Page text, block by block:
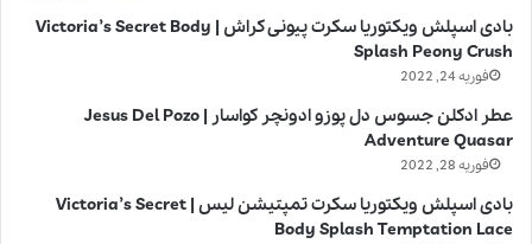
بادی اسپلش ویکتوریا سکرت پیونی کراش | Victoria’s Secret Body
Splash Peony Crush
فوریه 24, 2022
عطر ادکلن جسوس دل پوزو ادونچر کواسار | Jesus Del Pozo
Adventure Quasar
فوریه 28, 2022
بادی اسپلش ویکتوریا سکرت تمپتیشن لیس | Victoria’s Secret
Body Splash Temptation Lace